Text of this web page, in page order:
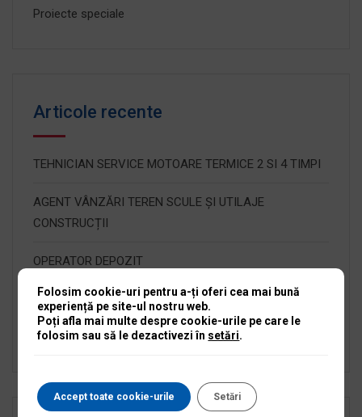
Proiecte speciale
Articole recente
TEHNICIAN SERVICE MOTOARE TERMICE 2 SI 4 TIMPI
AGENT VÂNZĂRI TEREN SCULE ȘI UTILAJE
CONSTRUCȚII
OPERATOR DEPOZIT
RECEPȚIONER SERVICE SCULE ȘI UTILAJE
Angajăm Manager Service Scule și Utilaje Iași
Folosim cookie-uri pentru a-ți oferi cea mai bună
experiență pe site-ul nostru web.
Poți afla mai multe despre cookie-urile pe care le
folosim sau să le dezactivezi în setări.
Accept toate cookie-urile Setări